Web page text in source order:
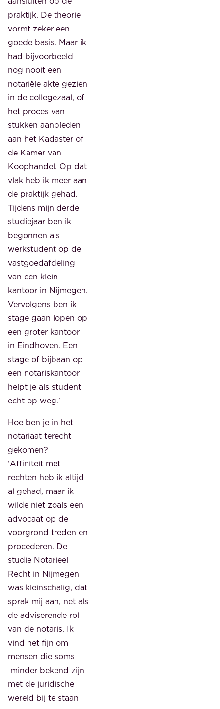
praktijk. De theorie
vormt zeker een
goede basis. Maar ik
had bijvoorbeeld
nog nooit een
notariële akte gezien
in de collegezaal, of
het proces van
stukken aanbieden
aan het Kadaster of
de Kamer van
Koophandel. Op dat
vlak heb ik meer aan
de praktijk gehad.
Tijdens mijn derde
studiejaar ben ik
begonnen als
werkstudent op de
vastgoedafdeling
van een klein
kantoor in Nijmegen.
Vervolgens ben ik
stage gaan lopen op
een groter kantoor
in Eindhoven. Een
stage of bijbaan op
een notariskantoor
helpt je als student
echt op weg.'
Hoe ben je in het
notariaat terecht
gekomen?
'Affiniteit met
rechten heb ik altijd
al gehad, maar ik
wilde niet zoals een
advocaat op de
voorgrond treden en
procederen. De
studie Notarieel
Recht in Nijmegen
was kleinschalig, dat
sprak mij aan, net als
de adviserende rol
van de notaris. Ik
vind het fijn om
mensen die soms
minder bekend zijn
met de juridische
wereld bij te staan